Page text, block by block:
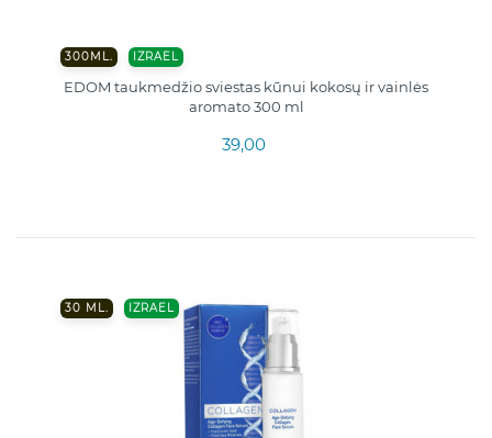
300ML. IZRAEL
EDOM taukmedžio sviestas kūnui kokosų ir vainlės
aromato 300 ml
39,00
30 ML. IZRAEL